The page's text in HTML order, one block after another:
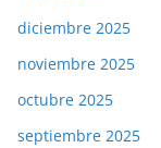
diciembre 2025
noviembre 2025
octubre 2025
septiembre 2025